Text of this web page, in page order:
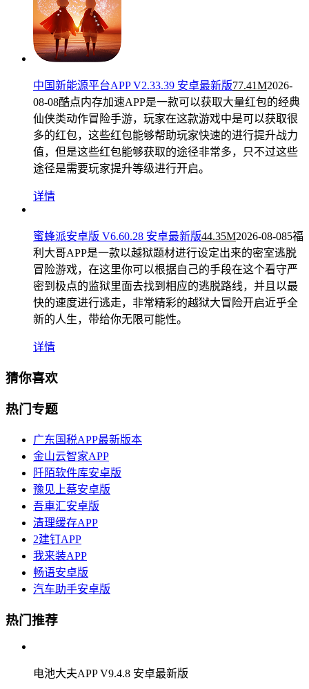
中国新能源平台APP V2.33.39 安卓最新版77.41M2026-
08-08酷点内存加速APP是一款可以获取大量红包的经典
仙侠类动作冒险手游，玩家在这款游戏中是可以获取很
多的红包，这些红包能够帮助玩家快速的进行提升战力
值，但是这些红包能够获取的途径非常多，只不过这些
途径是需要玩家提升等级进行开启。
详情
蜜蜂派安卓版 V6.60.28 安卓最新版
冒险游戏，在这里你可以根据自己的手段在这个看守严
快的速度进行逃走，非常精彩的越狱大冒险开启近乎全
猜你喜欢
热门专题
广东国税APP最新版本
金山云智家APP
阡陌软件库安卓版
豫见上蔡安卓版
吾車汇安卓版
2建钉APP
汽车助手安卓版